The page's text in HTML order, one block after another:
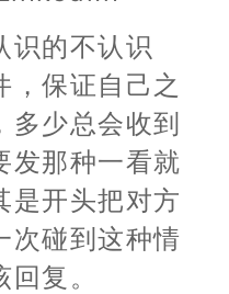
识的不认识
，保证自己之
少总会收到
发那种一看就
是开头把对方
次碰到这种情
复。